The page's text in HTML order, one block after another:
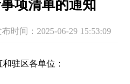
项清单的通知
间：2025-06-29 15:53:09
驻区各单位：